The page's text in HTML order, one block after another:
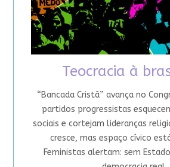
Teocracia à
“Bancada Cristã” avança no
partidos progressistas
sociais e cortejam lideranças
cresce, mas espaço cívico
Feministas alertam: sem